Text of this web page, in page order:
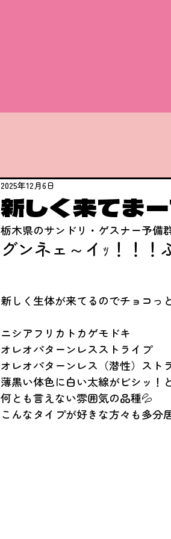
新しく来てま
2025年12月6日
栃木県のサンドリ・ゲスナー予備
グンネェ～イｯ！！！
新しく生体が来てるのでチョコっ
ニシアフリカトカゲモドキ
オレオパターンレスストライプ
オレオパターンレス（潜性）スト
薄黒い体色に白い太線がビシッ！
何とも言えない雰囲気の品種💦
こんなタイプが好きな方々も多分